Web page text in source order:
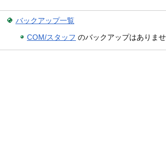
バックアップ一覧
COM/スタッフ のバックアップはありませ